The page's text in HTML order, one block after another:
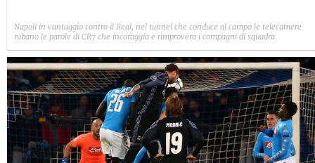
Napoli in vantaggio contro il Real, nel tunnel che conduce al campo le telecamere
rubano le parole di CR7 che incoraggia e rimprovera i compagni di squadra.